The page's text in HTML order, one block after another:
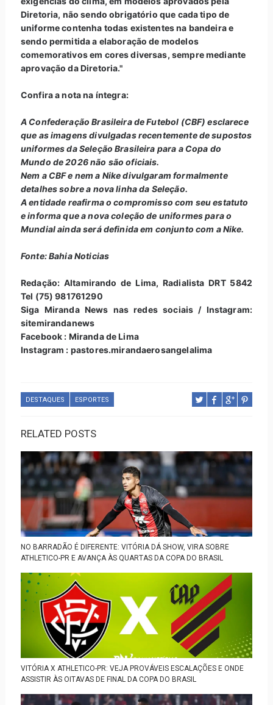
Diretoria, não sendo obrigatório que cada tipo de
uniforme contenha todas existentes na bandeira e
sendo permitida a elaboração de modelos
comemorativos em cores diversas, sempre mediante
aprovação da Diretoria."
Confira a nota na íntegra:
A Confederação Brasileira de Futebol (CBF) esclarece
que as imagens divulgadas recentemente de supostos
uniformes da Seleção Brasileira para a Copa do
Mundo de 2026 não são oficiais.
Nem a CBF e nem a Nike divulgaram formalmente
detalhes sobre a nova linha da Seleção.
A entidade reafirma o compromisso com seu estatuto
e informa que a nova coleção de uniformes para o
Mundial ainda será definida em conjunto com a Nike.
Fonte: Bahia Noticias
Redação: Altamirando de Lima, Radialista DRT 5842
Tel (75) 981761290
Siga Miranda News nas redes sociais / Instagram:
sitemirandanews
Facebook : Miranda de Lima
Instagram : pastores.mirandaerosangelalima
DESTAQUES ESPORTES
RELATED POSTS
NO BARRADÃO É DIFERENTE: VITÓRIA DÁ SHOW, VIRA SOBRE
ATHLETICO-PR E AVANÇA ÀS QUARTAS DA COPA DO BRASIL
VITÓRIA X ATHLETICO-PR: VEJA PROVÁVEIS ESCALAÇÕES E ONDE
ASSISTIR ÀS OITAVAS DE FINAL DA COPA DO BRASIL